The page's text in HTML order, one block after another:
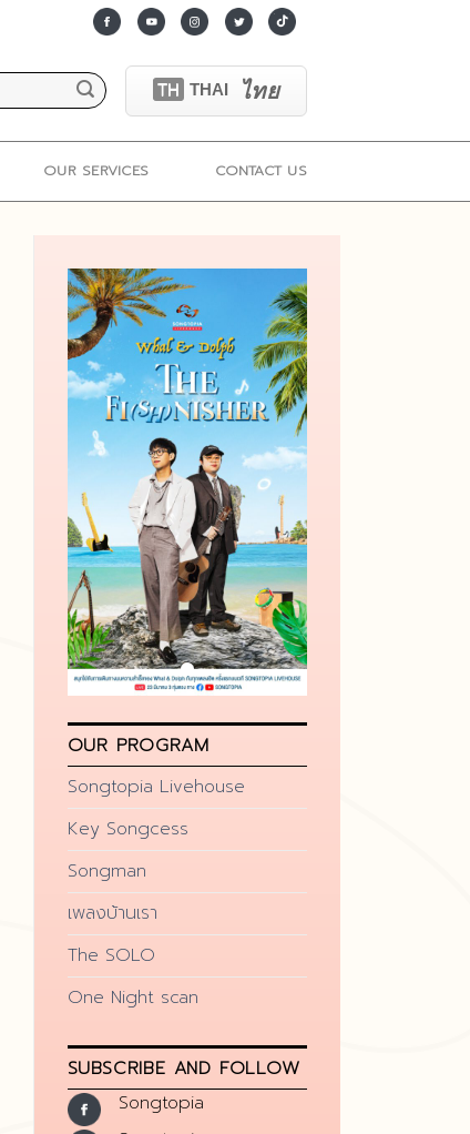
TH THAI ไทย
OUR SERVICES CONTACT US
OUR PROGRAM
Songtopia Livehouse
Key Songcess
Songman
เพลงบ้านเรา
The SOLO
One Night scan
SUBSCRIBE AND FOLLOW
Songtopia